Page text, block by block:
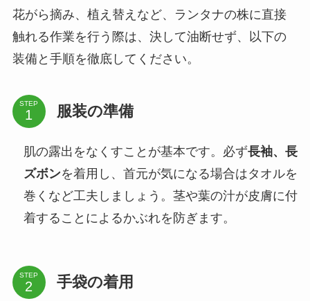
花がら摘み、植え替えなど、ランタナの株に直接
触れる作業を行う際は、決して油断せず、以下の
装備と手順を徹底してください。
STEP 服装の準備
肌の露出をなくすことが基本です。必ず長袖、長
ズボンを着用し、首元が気になる場合はタオルを
巻くなど工夫しましょう。茎や葉の汁が皮膚に付
着することによるかぶれを防ぎます。
STEP 手袋の着用